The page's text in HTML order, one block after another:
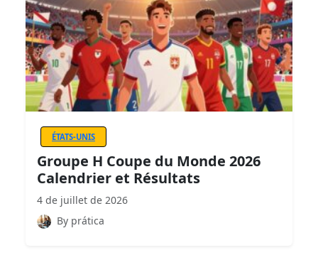
ÉTATS-UNIS
Groupe H Coupe du Monde 2026
Calendrier et Résultats
4 de juillet de 2026
By prática